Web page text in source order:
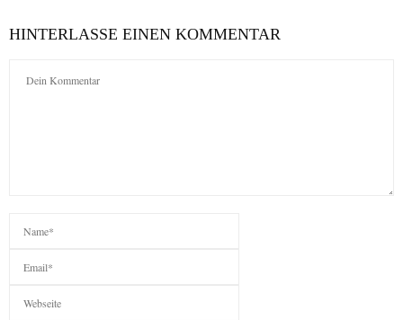
HINTERLASSE EINEN KOMMENTAR